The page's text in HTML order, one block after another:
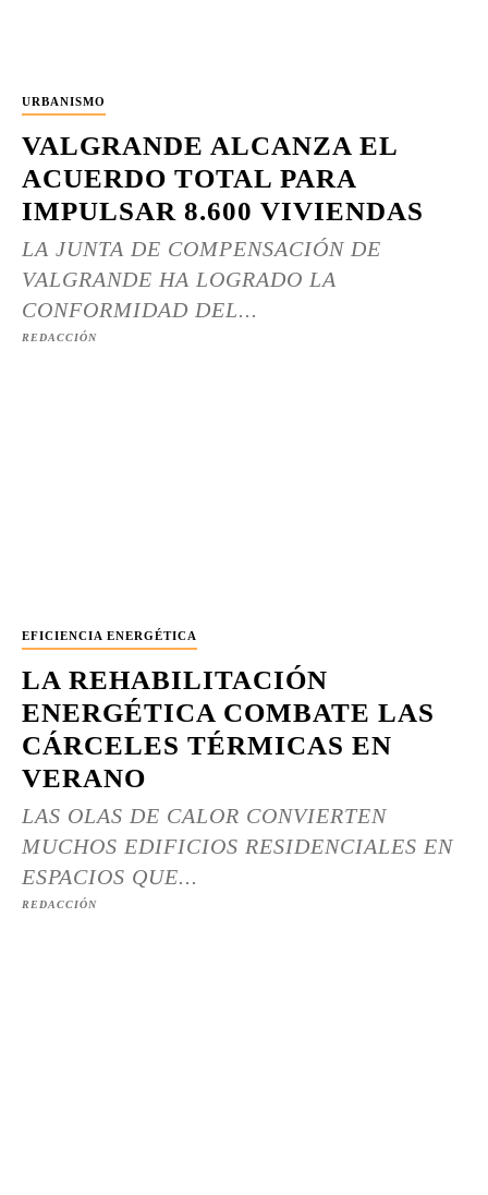
URBANISMO
VALGRANDE ALCANZA EL
ACUERDO TOTAL PARA
IMPULSAR 8.600 VIVIENDAS
LA JUNTA DE COMPENSACIÓN DE
VALGRANDE HA LOGRADO LA
CONFORMIDAD DEL...
REDACCIÓN
EFICIENCIA ENERGÉTICA
LA REHABILITACIÓN
ENERGÉTICA COMBATE LAS
CÁRCELES TÉRMICAS EN
VERANO
LAS OLAS DE CALOR CONVIERTEN
MUCHOS EDIFICIOS RESIDENCIALES EN
ESPACIOS QUE...
REDACCIÓN